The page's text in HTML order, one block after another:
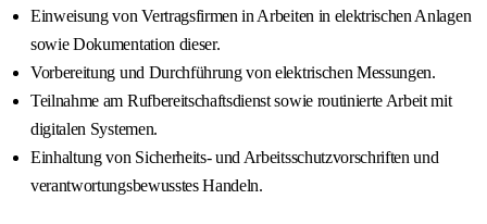
Einweisung von Vertragsfirmen in Arbeiten in elektrischen Anlagen
sowie Dokumentation dieser.
Vorbereitung und Durchführung von elektrischen Messungen.
Teilnahme am Rufbereitschaftsdienst sowie routinierte Arbeit mit
digitalen Systemen.
Einhaltung von Sicherheits- und Arbeitsschutzvorschriften und
verantwortungsbewusstes Handeln.